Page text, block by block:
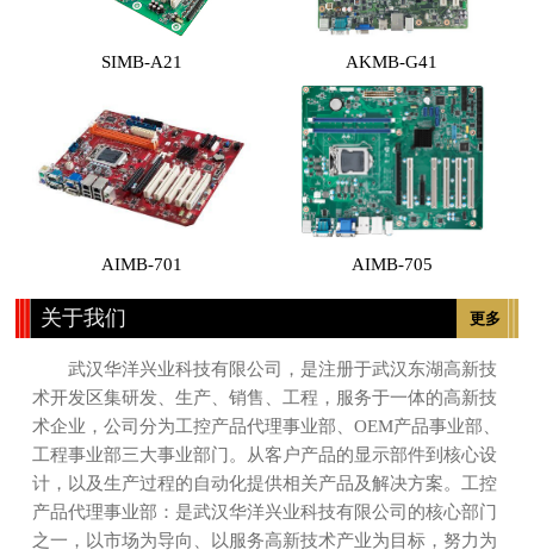
SIMB-A21 AKMB-G41
AIMB-701 AIMB-705
更多
关于我们
武汉华洋兴业科技有限公司，是注册于武汉东湖高新技
术开发区集研发、生产、销售、工程，服务于一体的高新技
术企业，公司分为工控产品代理事业部、OEM产品事业部、
工程事业部三大事业部门。从客户产品的显示部件到核心设
计，以及生产过程的自动化提供相关产品及解决方案。工控
产品代理事业部：是武汉华洋兴业科技有限公司的核心部门
之一，以市场为导向、以服务高新技术产业为目标，努力为